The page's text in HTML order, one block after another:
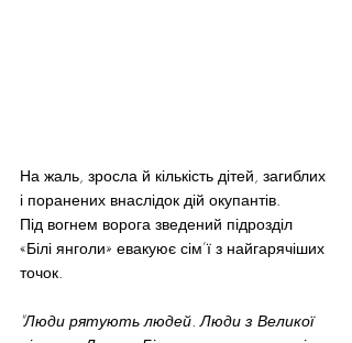
На жаль, зросла й кількість дітей, загиблих
і поранених внаслідок дій окупантів.
Під вогнем ворога зведений підрозділ
«Білі янголи» евакуює сім’ї з найгарячіших
точок.
"Люди рятують людей. Люди з Великої